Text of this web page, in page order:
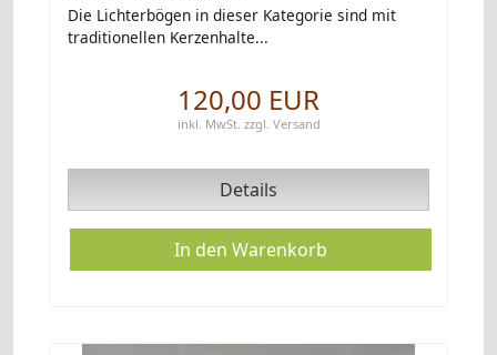
Die Lichterbögen in dieser Kategorie sind mit
traditionellen Kerzenhalte...
120,00 EUR
inkl. MwSt. zzgl. Versand
Details